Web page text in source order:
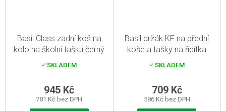
Basil Class zadní koš na
kolo na školní tašku černý
SKLADEM
781 Kč bez DPH
945 Kč
Basil držák KF na přední
koše a tašky na řídítka
R22-31,8 mm
SKLADEM
586 Kč bez DPH
709 Kč